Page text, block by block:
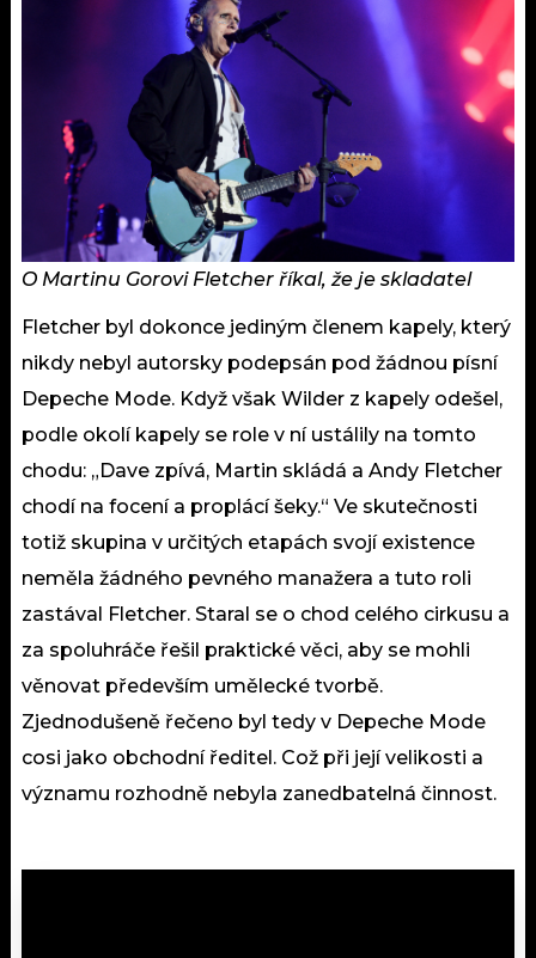
O Martinu Gorovi Fletcher říkal, že je skladatel
Fletcher byl dokonce jediným členem kapely, který
nikdy nebyl autorsky podepsán pod žádnou písní
Depeche Mode. Když však Wilder z kapely odešel,
podle okolí kapely se role v ní ustálily na tomto
chodu: „Dave zpívá, Martin skládá a Andy Fletcher
chodí na focení a proplácí šeky.“ Ve skutečnosti
totiž skupina v určitých etapách svojí existence
neměla žádného pevného manažera a tuto roli
zastával Fletcher. Staral se o chod celého cirkusu a
za spoluhráče řešil praktické věci, aby se mohli
věnovat především umělecké tvorbě.
Zjednodušeně řečeno byl tedy v Depeche Mode
cosi jako obchodní ředitel. Což při její velikosti a
významu rozhodně nebyla zanedbatelná činnost.